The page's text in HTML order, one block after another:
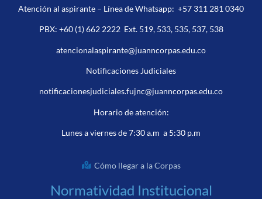
Atención al aspirante – Línea de Whatsapp: +57 311 281 0340
PBX: +60 (1) 662 2222Ext. 519, 533, 535, 537, 538
atencionalaspirante@juanncorpas.edu.co
Notificaciones Judiciales
notificacionesjudiciales.fujnc@juanncorpas.edu.co
Horario de atención:
Lunes a viernes de 7:30 a.m a 5:30 p.m
Cómo llegar a la Corpas
Normatividad Institucional